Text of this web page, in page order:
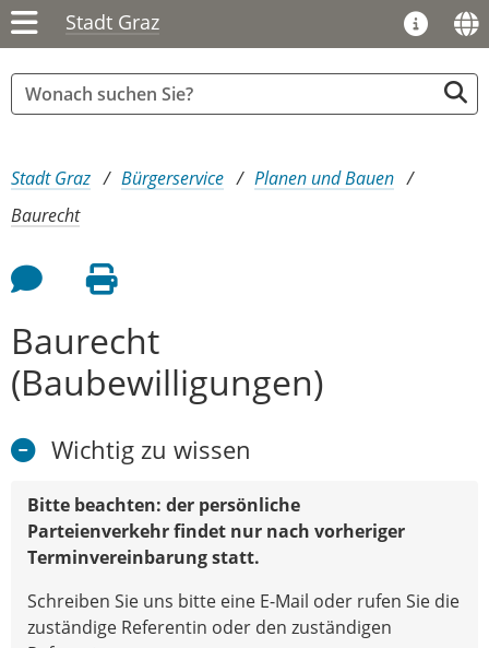
Stadt Graz
Sie sind hier:
Stadt Graz Bürgerservice
Planen und Bauen
Baurecht
Feedback an Autor
Seite drucken
Baurecht
(Baubewilligungen)
Wichtig zu wissen
Bitte beachten: der persönliche
Parteienverkehrfindet nur nach vorheriger
Terminvereinbarung statt.
Schreiben Sie uns bitte eine E-Mail oder rufen Sie die
zuständige Referentin oder den zuständigen